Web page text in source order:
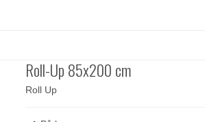
Roll-Up 85x200 cm
Roll Up